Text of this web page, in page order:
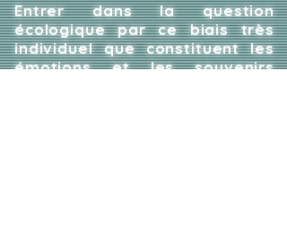
Entrer dans la question
écologique par ce biais très
individuel que constituent les
émotions et les souvenirs